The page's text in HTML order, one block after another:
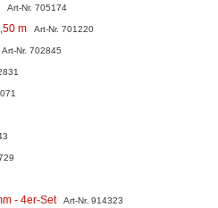
Art-Nr. 705174
m Art-Nr. 701220
Art-Nr. 702845
- 4er-Set Art-Nr. 914323